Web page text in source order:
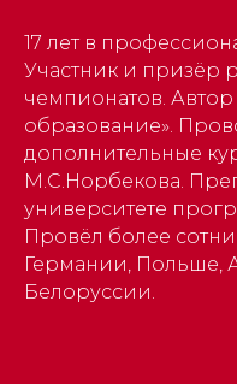
17 лет в
Участник и призёр
чемпионатов.
образование».
дополнительные
М.С.Норбекова.
университете
Провёл более
Германии, Польше,
Белоруссии.